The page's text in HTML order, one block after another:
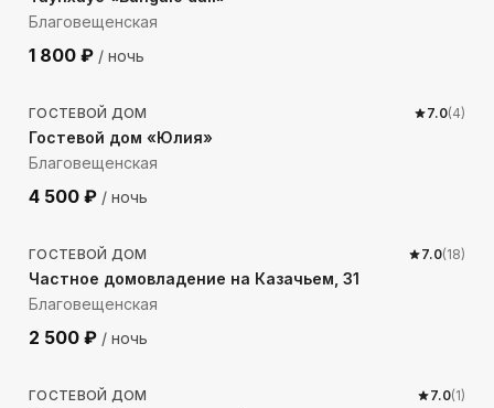
Благовещенская
1 800 ₽ / ночь
314м до моря
ГОСТЕВОЙ ДОМ 7.0(4)
Гостевой дом «Юлия»
Благовещенская
4 500 ₽ / ночь
1055 м до моря
ГОСТЕВОЙ ДОМ 7.0(18)
Частное домовладение на Казачьем, 31
Благовещенская
2 500 ₽ / ночь
1687 м до моря
ГОСТЕВОЙ ДОМ 7.0(1)